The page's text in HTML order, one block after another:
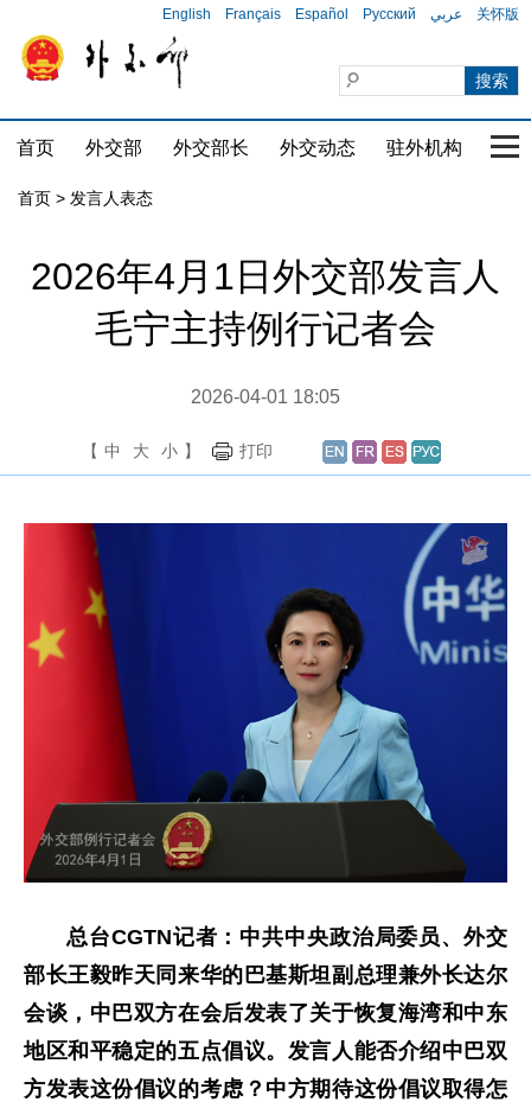
English Français Español Русский عربي 关怀版
首页 外交部 外交部长 外交动态 驻外机构 国
首页 > 发言人表态
2026年4月1日外交部发言人
毛宁主持例行记者会
2026-04-01 18:05
【 中 大 小 】 打印
总台CGTN记者：中共中央政治局委员、外交
部长王毅昨天同来华的巴基斯坦副总理兼外长达尔
会谈，中巴双方在会后发表了关于恢复海湾和中东
地区和平稳定的五点倡议。发言人能否介绍中巴双
方发表这份倡议的考虑？中方期待这份倡议取得怎